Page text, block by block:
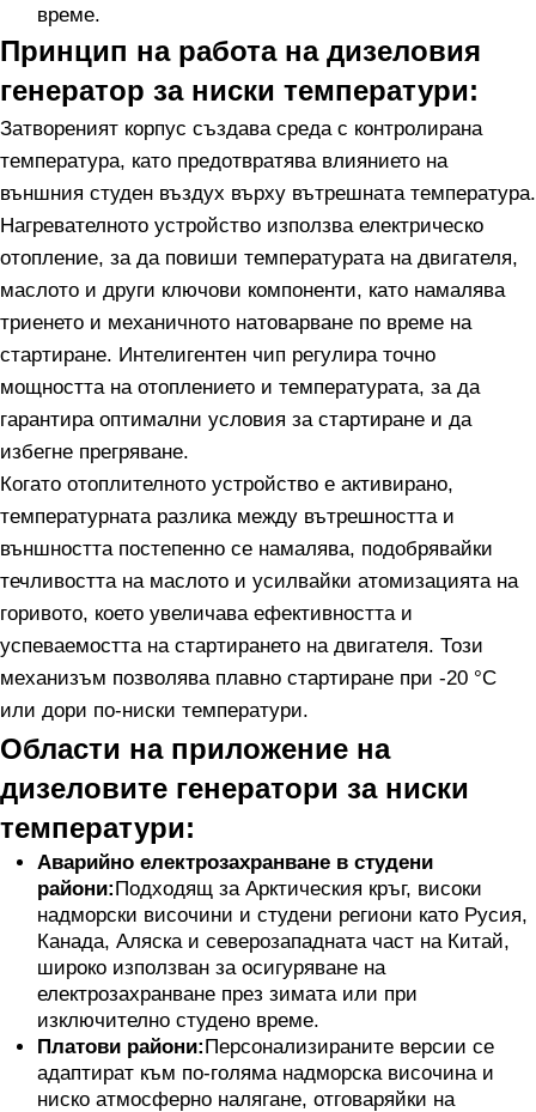
време.
Принцип на работа на дизеловия
генератор за ниски температури:
Затвореният корпус създава среда с контролирана
температура, като предотвратява влиянието на
външния студен въздух върху вътрешната температура.
Нагревателното устройство използва електрическо
отопление, за да повиши температурата на двигателя,
маслото и други ключови компоненти, като намалява
триенето и механичното натоварване по време на
стартиране. Интелигентен чип регулира точно
мощността на отоплението и температурата, за да
гарантира оптимални условия за стартиране и да
избегне прегряване.
Когато отоплителното устройство е активирано,
температурната разлика между вътрешността и
външността постепенно се намалява, подобрявайки
течливостта на маслото и усилвайки атомизацията на
горивото, което увеличава ефективността и
успеваемостта на стартирането на двигателя. Този
механизъм позволява плавно стартиране при -20 °C
или дори по-ниски температури.
Области на приложение на
дизеловите генератори за ниски
температури:
Аварийно електрозахранване в студени
райони:Подходящ за Арктическия кръг, високи
надморски височини и студени региони като Русия,
Канада, Аляска и северозападната част на Китай,
широко използван за осигуряване на
електрозахранване през зимата или при
изключително студено време.
Платови райони:Персонализираните версии се
адаптират към по-голяма надморска височина и
ниско атмосферно налягане, отговаряйки на